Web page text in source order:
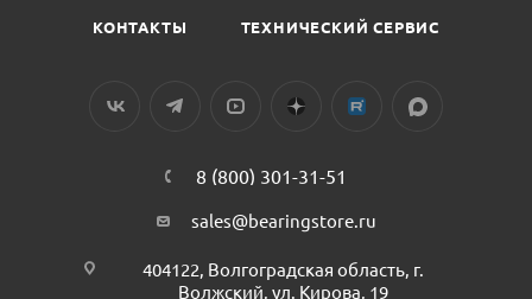
КОНТАКТЫ ТЕХНИЧЕСКИЙ СЕРВИС
8 (800) 301-31-51
sales@bearingstore.ru
404122, Волгоградская область, г.
Волжский, ул. Кирова, 19